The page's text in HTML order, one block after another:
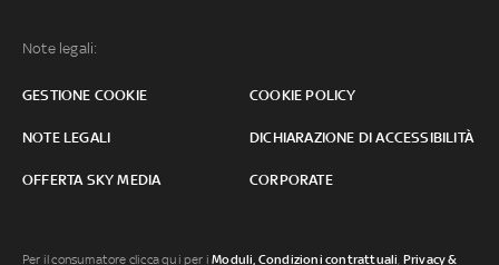
Note legali:
GESTIONE COOKIE COOKIE POLICY
NOTE LEGALI DICHIARAZIONE DI ACCESSIBILITÀ
OFFERTA SKY MEDIA CORPORATE
Per il consumatore clicca qui per iModuli, Condizioni contrattuali, Privacy &